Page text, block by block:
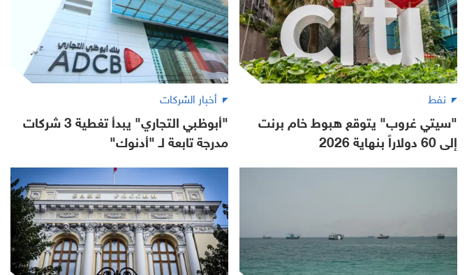
نفط
"سيتي غروب" يتوقع هبوط خام برنت
إلى 60 دولاراً بنهاية 2026
أخبار الشركات
"أبوظبي التجاري" يبدأ تغطية 3 شركات
مدرجة تابعة لـ "أدنوك"